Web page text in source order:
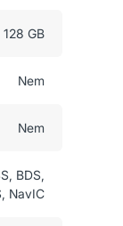
128 GB
Nem
Nem
BDS,
NavIC